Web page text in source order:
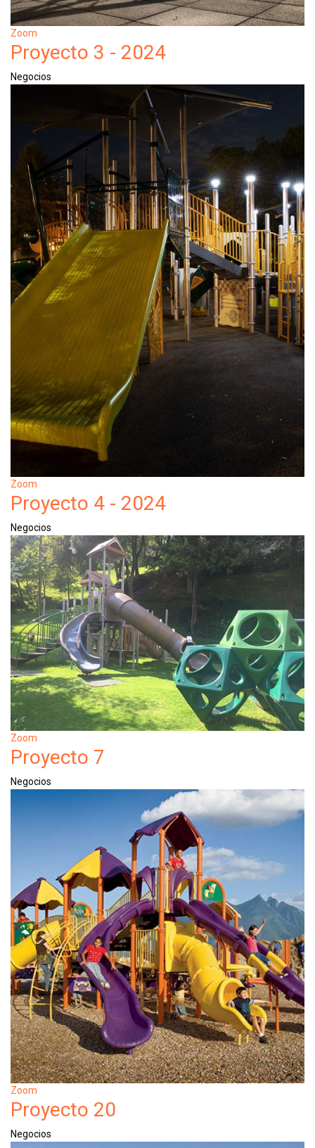
Zoom
Proyecto 3 - 2024
Negocios
Zoom
Proyecto 4 - 2024
Negocios
Zoom
Proyecto 7
Negocios
Zoom
Proyecto 20
Negocios